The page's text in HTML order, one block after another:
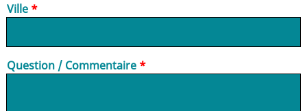
Ville
Question / Commentaire